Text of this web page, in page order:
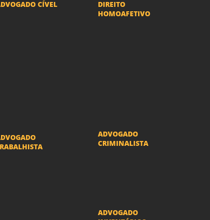
CÍVEL
DIREITO
HOMOAFETIVO
ADVOGADO
CRIMINALISTA
ADVOGADO